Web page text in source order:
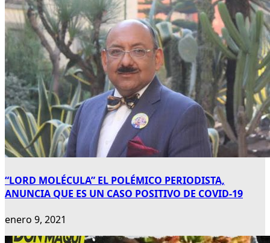
“LORD MOLÉCULA” EL POLÉMICO PERIODISTA,
ANUNCIA QUE ES UN CASO POSITIVO DE COVID-19
enero 9, 2021